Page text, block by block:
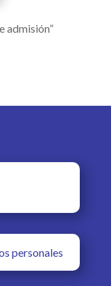
admisión”
personales